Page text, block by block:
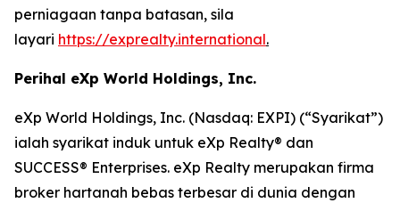
perniagaan tanpa batasan, sila
layari https://exprealty.international.
Perihal eXp World Holdings, Inc.
eXp World Holdings, Inc. (Nasdaq: EXPI) (“Syarikat”)
ialah syarikat induk untuk eXp Realty® dan
SUCCESS® Enterprises. eXp Realty merupakan firma
broker hartanah bebas terbesar di dunia dengan